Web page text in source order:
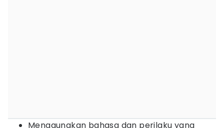
Menggunakan bahasa dan perilaku yang